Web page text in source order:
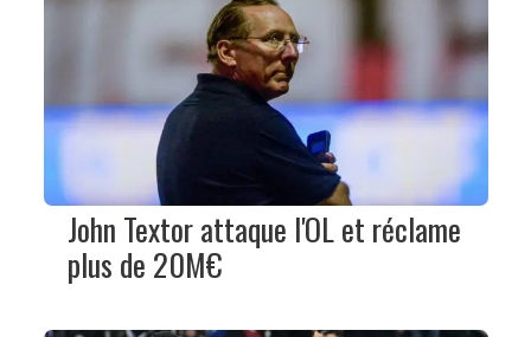
John Textor attaque l'OL et réclame
plus de 20M€